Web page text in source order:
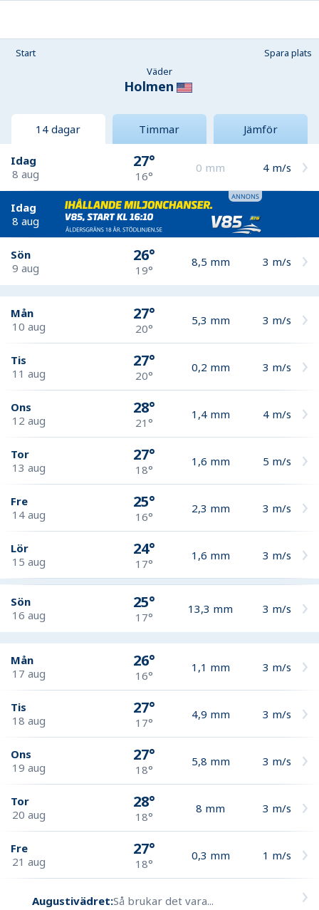
Start
Spara plats
Väder
Holmen
14 dagar Timmar Jämför
Idag
8 aug
27°
16°
0 mm 4 m/s
Idag
8 aug
Sön
9 aug
26°
19°
8,5 mm 3 m/s
Mån
10 aug
27°
20°
5,3 mm 3 m/s
Tis
11 aug
27°
20°
0,2 mm 3 m/s
Ons
12 aug
28°
21°
1,4 mm 4 m/s
Tor
13 aug
27°
18°
1,6 mm 5 m/s
Fre
14 aug
25°
16°
2,3 mm 3 m/s
Lör
15 aug
24°
17°
1,6 mm 3 m/s
Sön
16 aug
25°
17°
13,3 mm 3 m/s
Mån
17 aug
26°
16°
1,1 mm 3 m/s
Tis
18 aug
27°
17°
4,9 mm 3 m/s
Ons
19 aug
27°
18°
5,8 mm 3 m/s
Tor
20 aug
28°
18°
8 mm 3 m/s
Fre
21 aug
27°
18°
0,3 mm 1 m/s
Augustivädret:Så brukar det vara...